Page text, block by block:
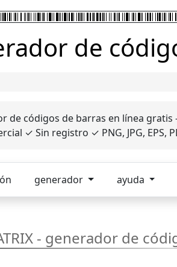
de
de códigos de barras en línea gratis
✓ Sin registro ✓ PNG, JPG, EPS,
generador ayuda
- generador de